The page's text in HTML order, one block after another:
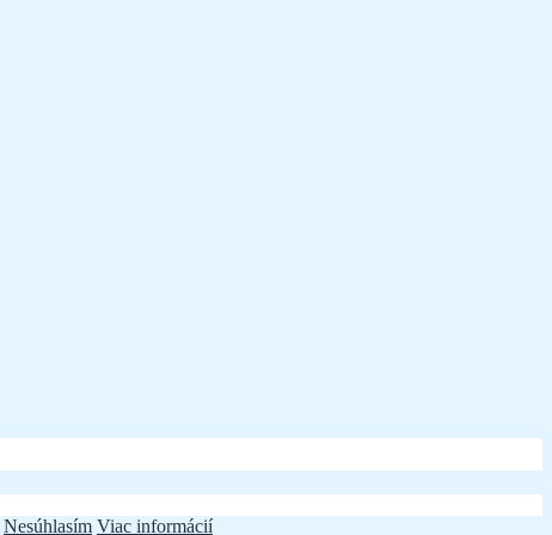
Nesúhlasím Viac informácií